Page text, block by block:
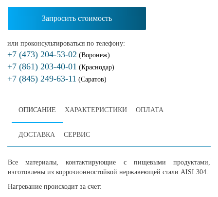
Запросить стоимость
или проконсультироваться по телефону:
+7 (473) 204-53-02 (Воронеж)
+7 (861) 203-40-01 (Краснодар)
+7 (845) 249-63-11 (Саратов)
ОПИСАНИЕ ХАРАКТЕРИСТИКИ ОПЛАТА
ДОСТАВКА СЕРВИС
Все материалы, контактирующие с пищевыми продуктами,
изготовлены из коррозионностойкой нержавеющей стали AISI 304.
Нагревание происходит за счет: